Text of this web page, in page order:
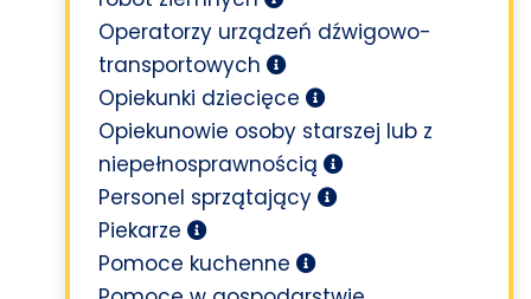
Operatorzy urządzeń dźwigowo-
transportowych
Opiekunki dziecięce
Opiekunowie osoby starszej lub z
niepełnosprawnością
Personel sprzątający
Piekarze
Pomoce kuchenne